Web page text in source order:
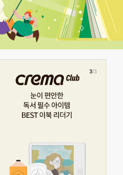
3/3